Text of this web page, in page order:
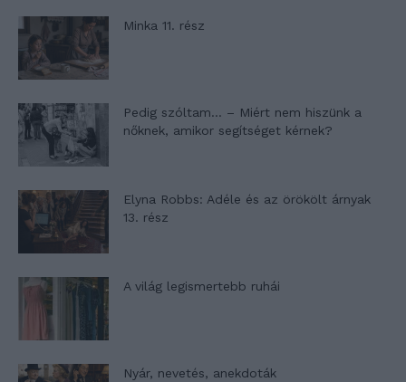
Minka 11. rész
Pedig szóltam… – Miért nem hiszünk a
nőknek, amikor segítséget kérnek?
Elyna Robbs: Adéle és az örökölt árnyak
13. rész
A világ legismertebb ruhái
Nyár, nevetés, anekdoták